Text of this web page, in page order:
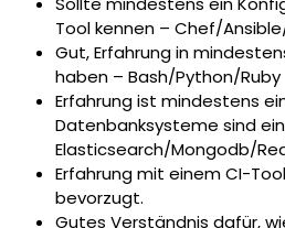
Tool kennen – Chef/
Gut, Erfahrung in
haben – Bash/Python/Ruby
Erfahrung ist mindestens
Datenbanksysteme sind ein
Elasticsearch/Mongodb/
Erfahrung mit einem CI-
bevorzugt.
Gutes Verständnis dafür,